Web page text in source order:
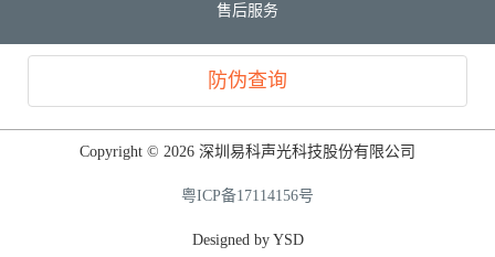
售后服务
防伪查询
Copyright © 2026 深圳易科声光科技股份有限公司
粤ICP备17114156号
Designed by YSD